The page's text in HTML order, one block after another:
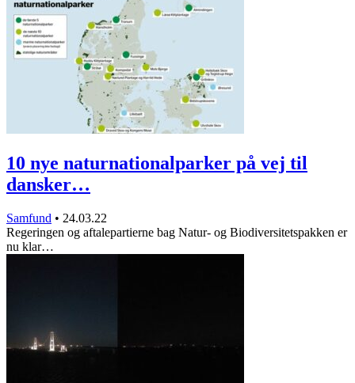
10 nye naturnationalparker på vej til
dansker…
Samfund • 24.03.22
Regeringen og aftalepartierne bag Natur- og Biodiversitetspakken er
nu klar…